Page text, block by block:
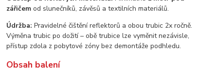
zářičem od slunečníků, závěsů a textilních materiálů.
Údržba: Pravidelné čištění reflektorů a obou trubic 2x ročně.
Výměna trubic po dožití – obě trubice lze vyměnit nezávisle,
přístup zdola z pobytové zóny bez demontáže podhledu.
Obsah balení